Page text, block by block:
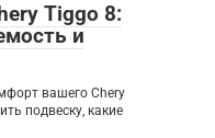
Tiggo 8:
и
вашего Chery
подвеску, какие